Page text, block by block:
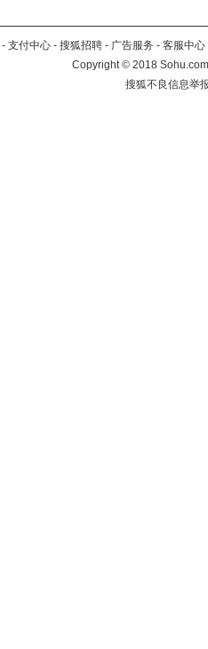
- 支付中心 - 搜狐招聘 - 广告服务 - 客服中心
Copyright©2018
搜狐不良信息举